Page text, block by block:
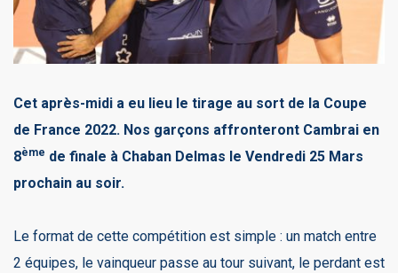
Cet après-midi a eu lieu le tirage au sort de la Coupe
de France 2022. Nos garçons affronteront Cambrai en
8ème de finale à Chaban Delmas le Vendredi 25 Mars
prochain au soir.
Le format de cette compétition est simple : un match entre
2 équipes, le vainqueur passe au tour suivant, le perdant est